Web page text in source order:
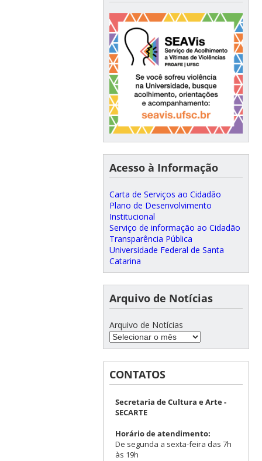
Acesso à Informação
Carta de Serviços ao Cidadão
Plano de Desenvolvimento
Institucional
Serviço de informação ao Cidadão
Transparência Pública
Universidade Federal de Santa
Catarina
Arquivo de Notícias
Arquivo de Notícias
CONTATOS
Secretaria de Cultura e Arte -
SECARTE
Horário de atendimento:
De segunda a sexta-feira das 7h
às 19h